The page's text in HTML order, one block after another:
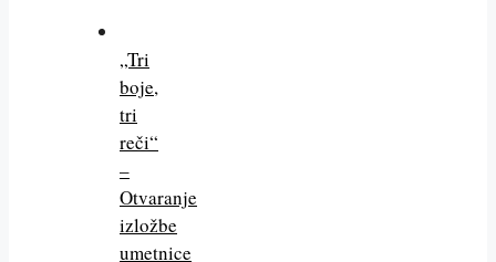
„Tri
boje,
tri
reči“
–
Otvaranje
izložbe
umetnice